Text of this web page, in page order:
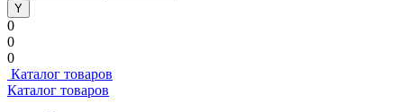
0
0
0
Каталог товаров
Каталог товаров